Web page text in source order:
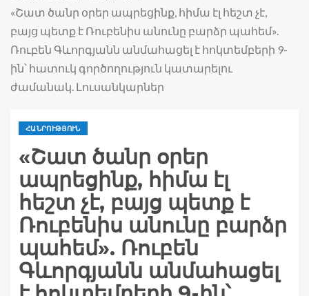
«Շատ ծանր օրեր ապրեցինք, հիմա էլ հեշտ չէ,
բայց պետք է Ռուբենիս անունը բարձր պահեմ».
Ռուբեն Գևորգյանն անմահացել է հոկտեմբերի 9-
ին՝ հատուկ գործողություն կատարելու
ժամանակ. Լուսանկարներ
ՀԱՆՐՈՒԹՅՈՒՆ
«Շատ ծանր օրեր
ապրեցինք, հիմա էլ
հեշտ չէ, բայց պետք է
Ռուբենիս անունը բարձր
պահեմ». Ռուբեն
Գևորգյանն անմահացել